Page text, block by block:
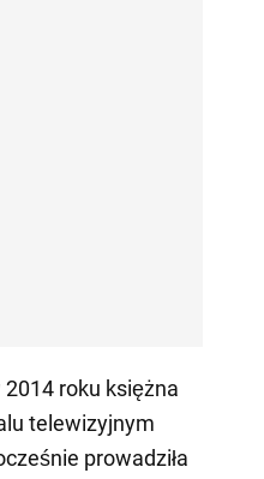
roku księżna
telewizyjnym
prowadziła